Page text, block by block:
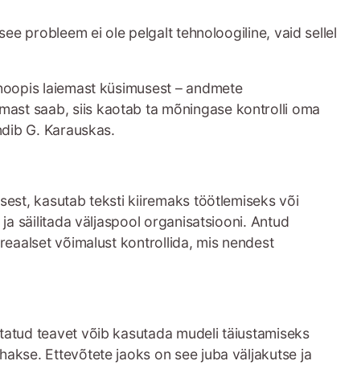
probleem ei ole pelgalt tehnoloogiline, vaid sellel
laiemast küsimusest – andmete
saab, siis kaotab ta mõningase kontrolli oma
G. Karauskas.
kasutab teksti kiiremaks töötlemiseks või
säilitada väljaspool organisatsiooni. Antud
võimalust kontrollida, mis nendest
teavet võib kasutada mudeli täiustamiseks
Ettevõtete jaoks on see juba väljakutse ja